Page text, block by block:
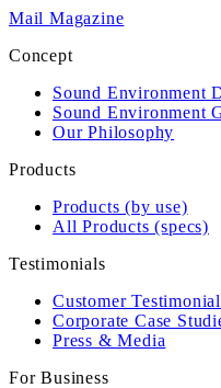
Mail Magazine
Concept
Sound Environment
Sound Environment
Our Philosophy
Products
Products (by use)
All Products (specs)
Testimonials
Customer
Corporate Case
Press & Media
For Business